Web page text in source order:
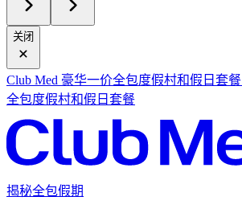
关闭
Club Med 豪华一价全包度假村和假日套餐
全包度假村和假日套餐
揭秘全包假期